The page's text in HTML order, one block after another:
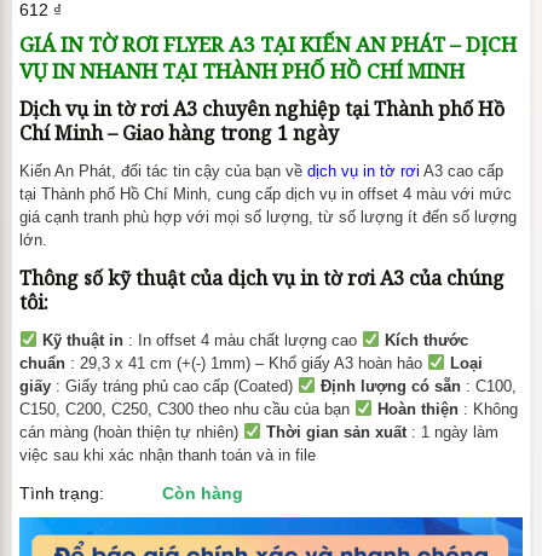
612 ₫
GIÁ IN TỜ RƠI FLYER A3 TẠI KIẾN AN PHÁT – DỊCH
VỤ IN NHANH TẠI THÀNH PHỐ HỒ CHÍ MINH
Dịch vụ in tờ rơi A3 chuyên nghiệp tại Thành phố Hồ
Chí Minh – Giao hàng trong 1 ngày
Kiến An Phát, đối tác tin cậy của bạn về dịch vụ in tờ rơi A3 cao cấp
tại Thành phố Hồ Chí Minh, cung cấp dịch vụ in offset 4 màu với mức
giá cạnh tranh phù hợp với mọi số lượng, từ số lượng ít đến số lượng
lớn.
Thông số kỹ thuật của dịch vụ in tờ rơi A3 của chúng
tôi:
Kỹ thuật in: In offset 4 màu chất lượng cao
Kích thước
chuẩn: 29,3 x 41 cm (+(-) 1mm) – Khổ giấy A3 hoàn hảo
Loại
giấy: Giấy tráng phủ cao cấp (Coated) Định lượng có sẵn: C100,
C150, C200, C250, C300 theo nhu cầu của bạn
Hoàn thiện: Không
cán màng (hoàn thiện tự nhiên)
Thời gian sản xuất: 1 ngày làm
việc sau khi xác nhận thanh toán và in file
Tình trạng: Còn hàng